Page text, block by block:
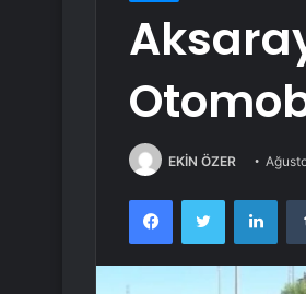
EKİN ÖZER
FacebookTwitter